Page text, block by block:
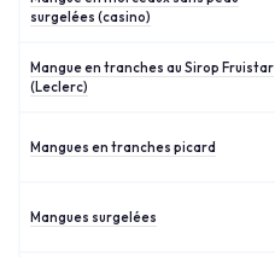
surgelées (casino)
Mangue en tranches au Sirop Fruistar
(Leclerc)
Mangues en tranches picard
Mangues surgelées